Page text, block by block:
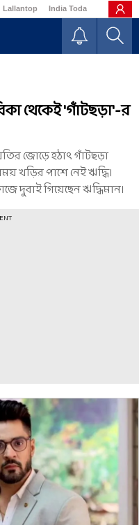
Lallantop India Today Business
থেকেই 'গাঁটছড়া'-র
জোড়ে হঠাৎ গাঁটছড়া
খড়ির পাশে নেই ঋদ্ধি।
দুবাই গিয়েছেন ঋদ্ধিমান।